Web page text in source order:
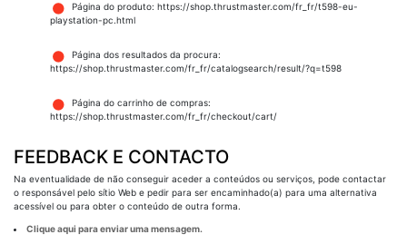
Página do produto: https://shop.thrustmaster.com/fr_fr/t598-eu-
playstation-pc.html
Página dos resultados da procura:
https://shop.thrustmaster.com/fr_fr/catalogsearch/result/?q=t598
Página do carrinho de compras:
https://shop.thrustmaster.com/fr_fr/checkout/cart/
FEEDBACK E CONTACTO
Na eventualidade de não conseguir aceder a conteúdos ou serviços, pode contactar
o responsável pelo sítio Web e pedir para ser encaminhado(a) para uma alternativa
acessível ou para obter o conteúdo de outra forma.
Clique aqui para enviar uma mensagem.